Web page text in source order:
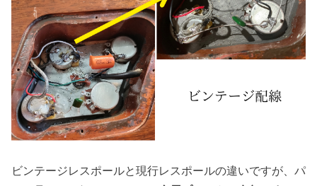
ビンテージレスポールと現行レスポールの違いですが、パ